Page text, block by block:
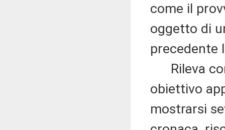
come il
oggetto di
precedente
Rileva
obiettivo
mostrarsi